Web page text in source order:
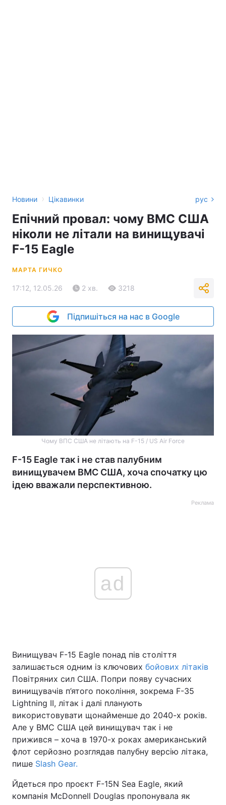
Новини › Цікавинки рус
Епічний провал: чому ВМС США
ніколи не літали на винищувачі
F-15 Eagle
МАРТА ГИЧКО
17:12, 12.05.26 2 хв. 3218
Підпишіться на нас в Google
Чому ВПС США не літають на F-15 / US Air Force
F-15 Eagle так і не став палубним
винищувачем ВМС США, хоча спочатку цю
ідею вважали перспективною.
Реклама
ad
Винищувач F-15 Eagle понад пів століття
залишається одним із ключових бойових літаків
Повітряних сил США. Попри появу сучасних
винищувачів п’ятого покоління, зокрема F-35
Lightning II, літак і далі планують
використовувати щонайменше до 2040-х років.
Але у ВМС США цей винищувач так і не
прижився – хоча в 1970-х роках американський
флот серйозно розглядав палубну версію літака,
пише Slash Gear.
Йдеться про проєкт F-15N Sea Eagle, який
компанія McDonnell Douglas пропонувала як